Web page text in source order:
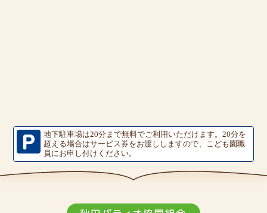
地下駐車場は20分まで無料でご利用いただけます。20分を
超える場合はサービス券をお渡ししますので、こども園職
員にお申し付けください。